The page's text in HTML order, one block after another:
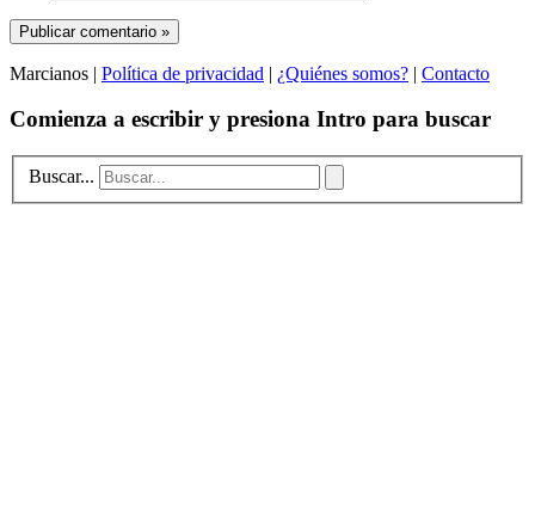
Marcianos | Política de privacidad | ¿Quiénes somos? | Contacto
Comienza a escribir y presiona Intro para buscar
Buscar...